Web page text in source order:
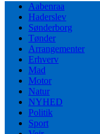
Aabenraa
Haderslev
Sønderborg
Tønder
Arrangementer
Erhverv
Mad
Motor
Natur
NYHED
Politik
Sport